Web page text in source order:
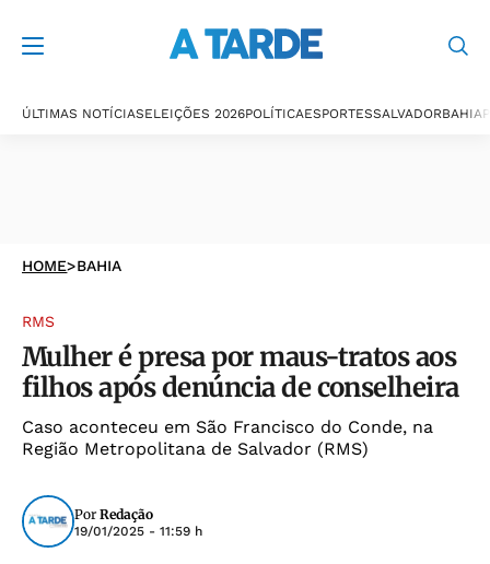
ÚLTIMAS NOTÍCIASELEIÇÕES 2026POLÍTICAESPORTESSALVADORBAHIA
HOME>BAHIA
RMS
Mulher é presa por maus-tratos aos
filhos após denúncia de conselheira
Caso aconteceu em São Francisco do Conde, na
Região Metropolitana de Salvador (RMS)
Por Redação
19/01/2025 - 11:59 h